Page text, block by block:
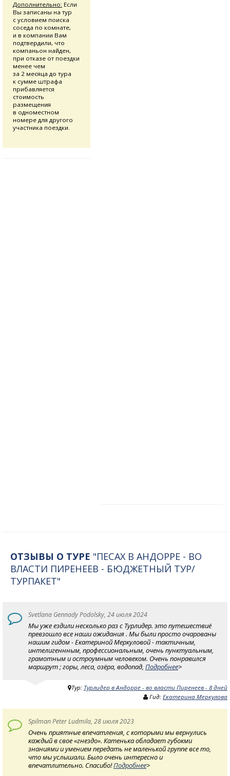
Дополнительно: Если
Вы записаны на тур
с условием поиска
соседа по комнате,
и в компании Вам
подтвердили, что
компаньон найден,
при отказе от поездки
менее чем
за 2 месяца до тура
к сумме штрафа
прибавляется
стоимость
размещения
в одноместном
номере для другого
участника поездки.
ОТЗЫВЫ О ТУРЕ "ПЕСАХ В АНДОРРЕ - ВО
ВЛАСТИ ПИРЕНЕЕВ - БЮДЖЕТНЫЙ ТУР/
ТУРПАКЕТ"
Svetlana Gennady Podolsky, 24 июля 2024
Мы уже ездили несколько раз с Турлидер. это путешествиё
превзошло все наши ожидания . Мы были просто очарованы
нашим гидом - Екатериной Меркуловой - тактичным,
интелигеннным, профессиональным, очень пунктуальным,
грамотным и остроумным человеком. Очень понравился
маршрут ; горы, леса, озёра, водопад, Подробнее>
Тур: Турлидер в Андорре - во власти Пиренеев - 8 дней
Гид: Екатерина Меркулова
Spilman Peter Ludmila, 28 июля 2023
Очень приятные впечатления, с которыми мы вернулись
каждый в свое «гнездо». Катенька обладает губокми
знаниями и умением передать не маленькой группе все то,
что мы услышали. Было очень интересно и
впечатлительно. Спасибо!Подробнее>